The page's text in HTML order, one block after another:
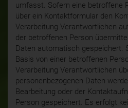
umfasst. Sofern eine betroffene
über ein Kontaktformular den
Verarbeitung Verantwortlichen
der betroffenen Person
Daten automatisch gespeichert.
Basis von einer betroffenen
Verarbeitung Verantwortlichen
personenbezogenen Daten
Bearbeitung oder der
Person gespeichert. Es erfolgt